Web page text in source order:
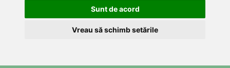
Sunt de acord
Vreau să schimb setările